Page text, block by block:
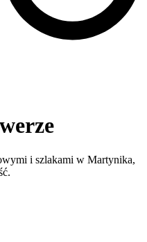
i szlakami w Martynika,